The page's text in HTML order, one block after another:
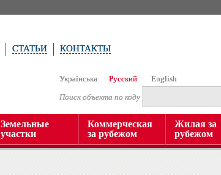
СТАТЬИ КОНТАКТЫ
Українська Русский
English
Поиск объекта по коду
Земельные
участки
Коммерческая
за рубежом
Жилая за
рубежом